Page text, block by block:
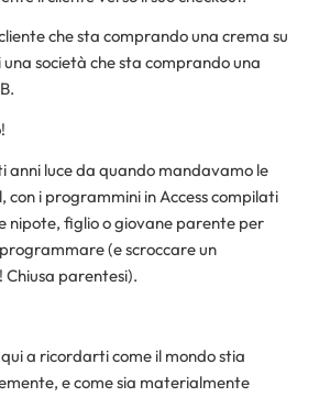
che sta comprando una crema su
società che sta comprando una
anni luce da quando mandavamo le
i programmini in Access compilati
nipote, figlio o giovane parente per
(e scroccare un
parentesi).
a ricordarti come il mondo stia
e come sia materialmente